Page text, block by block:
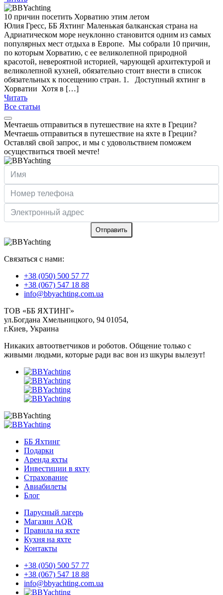
10 причин посетить Хорватию этим летом
Юлия Гресс, ББ Яхтинг Маленькая балканская страна на
Адриатическом море неуклонно становится одним из самых
популярных мест отдыха в Европе. Мы собрали 10 причин,
по которым Хорватию, с ее великолепной природной
красотой, невероятной историей, чарующей архитектурой и
великолепной кухней, обязательно стоит внести в список
обязательных к посещению стран. 1. Доступный яхтинг в
Хорватии Хотя в […]
Читать
Все статьи
Мечтаешь отправиться в путешествие на яхте в Греции?
Мечтаешь отправиться в путешествие на яхте в Греции?
Оставляй свой запрос, и мы с удовольствием поможем
осуществиться твоей мечте!
Отправить
Связаться с нами:
+38 (050) 500 57 77
+38 (067) 547 18 88
info@bbyachting.com.ua
ТОВ «ББ ЯХТИНГ»
ул.Богдана Хмельницкого, 94 01054,
г.Киев, Украина
Никаких автоответчиков и роботов. Общение только с
живыми людьми, которые ради вас вон из шкуры вылезут!
ББ Яхтинг
Подарки
Аренда яхты
Инвестиции в яхту
Страхование
Авиабилеты
Блог
Парусный лагерь
Магазин AQR
Правила на яхте
Кухня на яхте
Контакты
+38 (050) 500 57 77
+38 (067) 547 18 88
info@bbyachting.com.ua